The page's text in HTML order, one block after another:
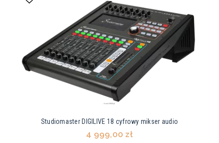
Studiomaster DIGILIVE 18 cyfrowy mikser audio
4 999,00 zł